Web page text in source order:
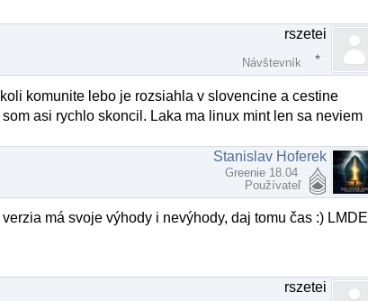
rszetei
Návštevník
komunite lebo je rozsiahla v slovencine a cestine
asi rychlo skoncil. Laka ma linux mint len sa neviem
Stanislav Hoferek
Greenie 18.04
Používateľ
má svoje výhody i nevýhody, daj tomu čas :) LMDE
rszetei